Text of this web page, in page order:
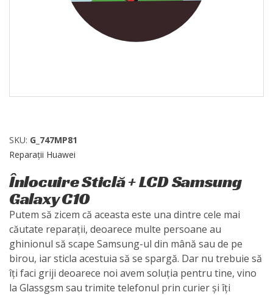
SKU: G_747MP81
Reparații Huawei
Înlocuire Sticlă + LCD Samsung
Galaxy C10
Putem să zicem că aceasta este una dintre cele mai
căutate reparații, deoarece multe persoane au
ghinionul să scape Samsung-ul din mână sau de pe
birou, iar sticla acestuia să se spargă. Dar nu trebuie să
îți faci griji deoarece noi avem soluția pentru tine, vino
la Glassgsm sau trimite telefonul prin curier și îți